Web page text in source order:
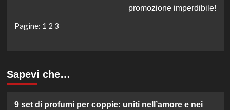
promozione imperdibile!
Pagine: 1 2 3
Sapevi che…
9 set di profumi per coppie: uniti nell’amore e nei